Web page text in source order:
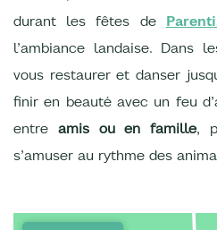
durant les fêtes de
l’ambiance landaise. Dans
vous restaurer et danser
finir en beauté avec un feu
entre amis ou en famille,
s’amuser au rythme des